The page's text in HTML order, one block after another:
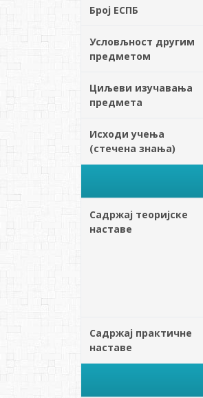
Број ЕСПБ
Условљност другим
предметом
Циљеви изучавања
предмета
Исходи учења
(стечена знања)
Садржај теоријске
наставе
Садржај практичне
наставе